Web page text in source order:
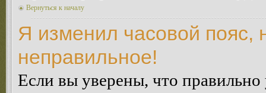
Вернуться к началу
Я изменил часовой пояс,
неправильное!
Если вы уверены, что правильно